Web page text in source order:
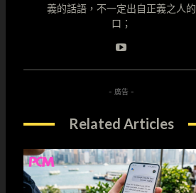
義的話語，不一定出自正義之人的
口；
- 廣告 -
Related Articles